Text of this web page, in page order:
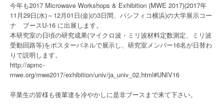
今年も2017 Microwave Workshops & Exhibition (MWE 2017)(2017年
11月29日(水)～12月01日(金)の3日間、パシフィコ横浜)の大学展示コー
ナ ブースU-16 に出展します。
本研究室の日頃の研究成果(マイクロ波・ミリ波材料定数測定、ミリ波
受動回路等)をポスターパネルで展示し、研究室メンバー16名が日替わ
りで説明します。
http://apmc-
mwe.org/mwe2017/exhibition/univ/ja_univ_02.html#UNIV16
卒業生の皆様も後輩達を冷やかしに是非ブースまで来て下さい。